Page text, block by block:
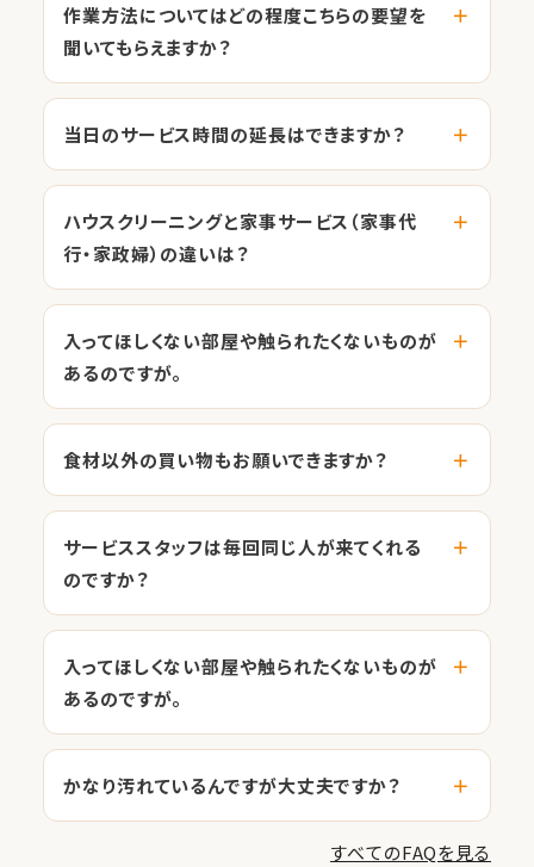
作業方法についてはどの程度こちらの要望を
聞いてもらえますか？
当日のサービス時間の延長はできますか？
ハウスクリーニングと家事サービス（家事代
行・家政婦）の違いは？
入ってほしくない部屋や触られたくないものが
あるのですが。
食材以外の買い物もお願いできますか？
サービススタッフは毎回同じ人が来てくれる
のですか？
入ってほしくない部屋や触られたくないものが
あるのですが。
かなり汚れているんですが大丈夫ですか？
すべてのFAQを見る